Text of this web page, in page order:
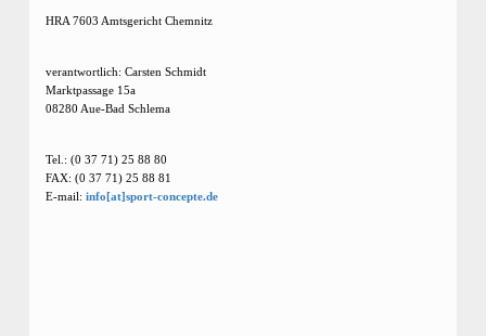
HRA 7603 Amtsgericht Chemnitz
verantwortlich: Carsten Schmidt
Marktpassage 15a
08280 Aue-Bad Schlema
Tel.: (0 37 71) 25 88 80
FAX: (0 37 71) 25 88 81
E-mail:info[at]sport-concepte.de